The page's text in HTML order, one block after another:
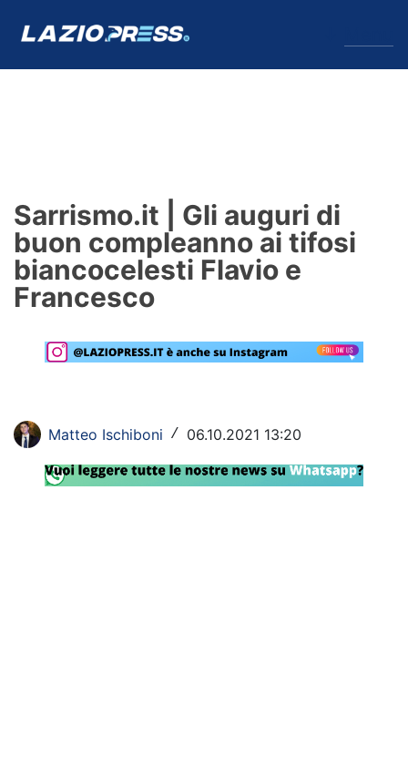
Formello
Infortuni
Primavera
Calciomercato
Rassegna Lazio
Social
Sarrismo.it | Gli auguri di
buon compleanno ai tifosi
biancocelesti Flavio e
Francesco
Matteo Ischiboni / 06.10.2021 13:20